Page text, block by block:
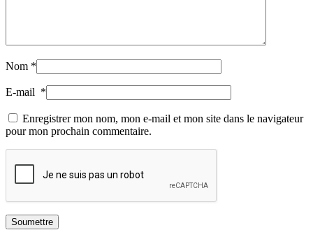
Nom *
E-mail *
Enregistrer mon nom, mon e-mail et mon site dans le navigateur
pour mon prochain commentaire.